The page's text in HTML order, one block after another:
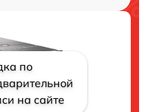
по
на сайте